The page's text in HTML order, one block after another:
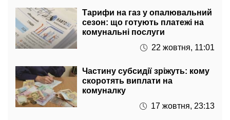
комунальні послуги
22 жовтня, 11:01
Частину субсидії зріжуть: кому
комуналку
17 жовтня, 23:13
Пенсії уріжуть більш ніж у 2